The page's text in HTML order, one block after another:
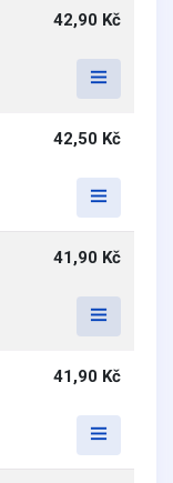
42,90 Kč
42,50 Kč
41,90 Kč
41,90 Kč